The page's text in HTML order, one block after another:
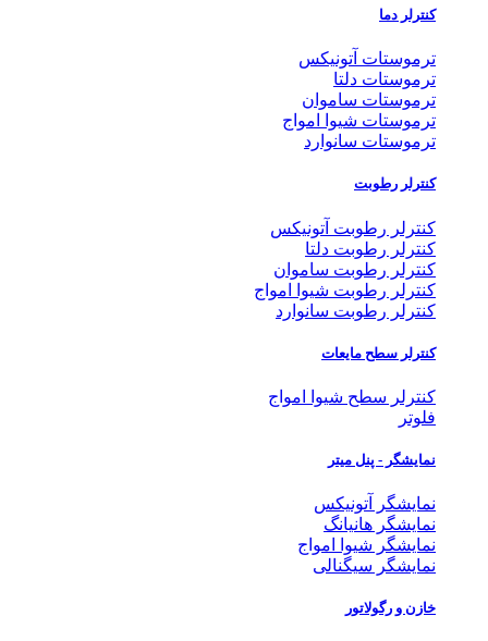
کنترلر دما
ترموستات آتونیکس
ترموستات دلتا
ترموستات ساموان
ترموستات شیوا امواج
ترموستات سانوارد
کنترلر رطوبت
کنترلر رطوبت آتونیکس
کنترلر رطوبت دلتا
کنترلر رطوبت ساموان
کنترلر رطوبت شیوا امواج
کنترلر رطوبت سانوارد
کنترلر سطح مایعات
کنترلر سطح شیوا امواج
فلوتر
نمایشگر - پنل میتر
نمایشگر آتونیکس
نمایشگر هانیانگ
نمایشگر شیوا امواج
نمایشگر سیگنالی
خازن و رگولاتور